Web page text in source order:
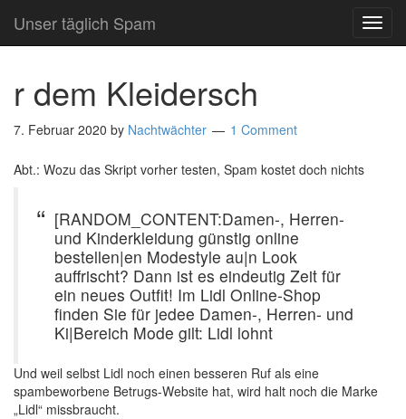
Unser täglich Spam
r dem Kleidersch
7. Februar 2020 by Nachtwächter 1 Comment
Abt.: Wozu das Skript vorher testen, Spam kostet doch nichts
[RANDOM_CONTENT:Damen-, Herren-
und Kinderkleidung günstig online
bestellen|en Modestyle au|n Look
auffrischt? Dann ist es eindeutig Zeit für
ein neues Outfit! Im Lidl Online-Shop
finden Sie für jedee Damen-, Herren- und
Ki|Bereich Mode gilt: Lidl lohnt
Und weil selbst Lidl noch einen besseren Ruf als eine
spambeworbene Betrugs-Website hat, wird halt noch die Marke
„Lidl“ missbraucht.